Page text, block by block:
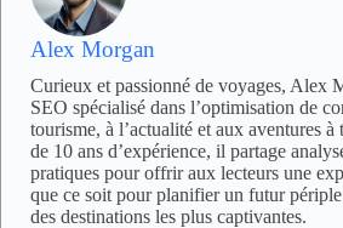
Alex Morgan
Curieux et passionné de voyages, Alex
SEO spécialisé dans l’optimisation de
tourisme, à l’actualité et aux aventures
de 10 ans d’expérience, il partage
pratiques pour offrir aux lecteurs une
que ce soit pour planifier un futur
des destinations les plus captivantes.